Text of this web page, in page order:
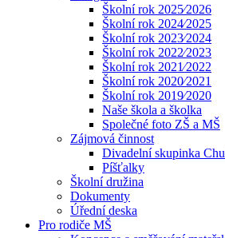
Školní rok 2025⁄2026
Školní rok 2024⁄2025
Školní rok 2023⁄2024
Školní rok 2022⁄2023
Školní rok 2021⁄2022
Školní rok 2020⁄2021
Školní rok 2019⁄2020
Naše škola a školka
Společné foto ZŠ a MŠ
Zájmová činnost
Divadelní skupinka
Píšťalky
Školní družina
Dokumenty
Úřední deska
Pro rodiče MŠ